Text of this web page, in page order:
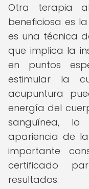
Otra terapia
beneficiosa es
es una técnica
que implica la
en puntos
estimular la
acupuntura
energía del
sanguínea,
apariencia de
importante
certificado
resultados.